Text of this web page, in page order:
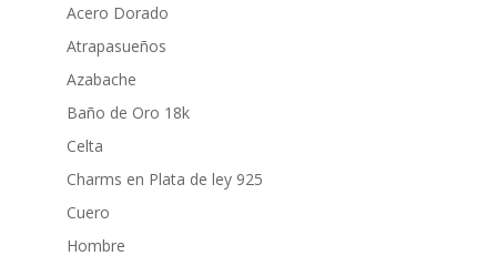
Acero Dorado
Atrapasueños
Azabache
Baño de Oro 18k
Celta
Charms en Plata de ley 925
Cuero
Hombre